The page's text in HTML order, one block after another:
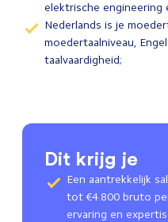
elektrische engineering
Nederlands is je
moedertaalniveau,
taalvaardigheid;
Dit krijg je
Een aantrekkelijk
tot €4.800 bruto
ervaring en